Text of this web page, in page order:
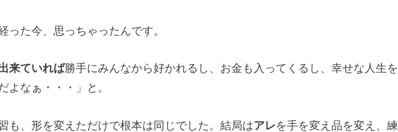
った今、思っちゃったんです。
来ていれば勝手にみんなから好かれるし、お金も入ってくるし、幸せな人生を
よなぁ・・・」と。
も、形を変えただけで根本は同じでした。結局はアレを手を変え品を変え、練